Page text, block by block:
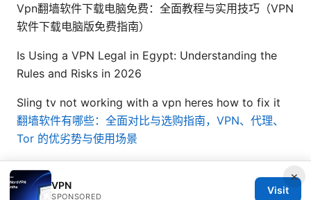
Vpn翻墙软件下载电脑免费：全面教程与实用技巧（VPN
软件下载电脑版免费指南）
Is Using a VPN Legal in Egypt: Understanding the
Rules and Risks in 2026
Sling tv not working with a vpn heres how to fix it
翻墙软件有哪些：全面对比与选购指南，VPN、代理、
Tor 的优劣势与使用场景
×
VPN
SPONSORED
Visit